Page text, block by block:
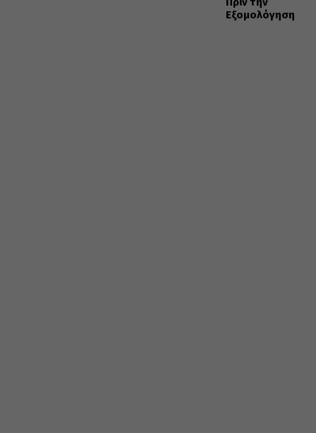
Εξομολόγηση